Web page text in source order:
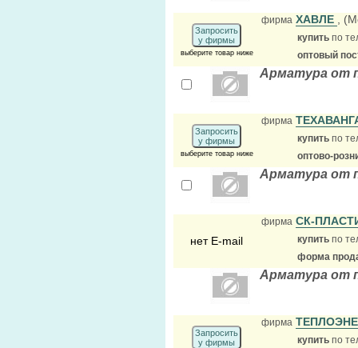
Запросить
у фирмы
выберите товар ниже
фирма ХАВЛЕ ,
купить по
оптовый
Арматура от
Запросить
у фирмы
выберите товар ниже
фирма
купить по
оптово-
Арматура от
нет E-mail
фирма СК-
купить по
форма
Арматура от
Запросить
у фирмы
фирма
купить по